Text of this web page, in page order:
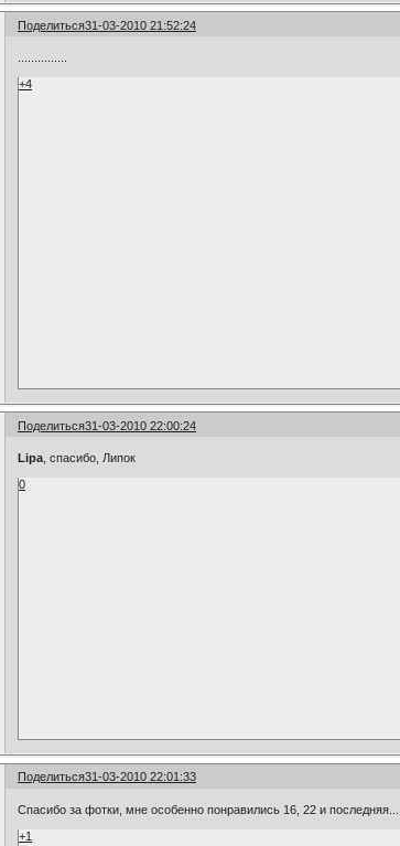
Поделиться31-03-2010 21:52:24
+4
Поделиться31-03-2010 22:00:24
Lipa, спасибо, Липок
0
Поделиться31-03-2010 22:01:33
Спасибо за фотки, мне особенно понравились 16, 22 и последняя...
+1